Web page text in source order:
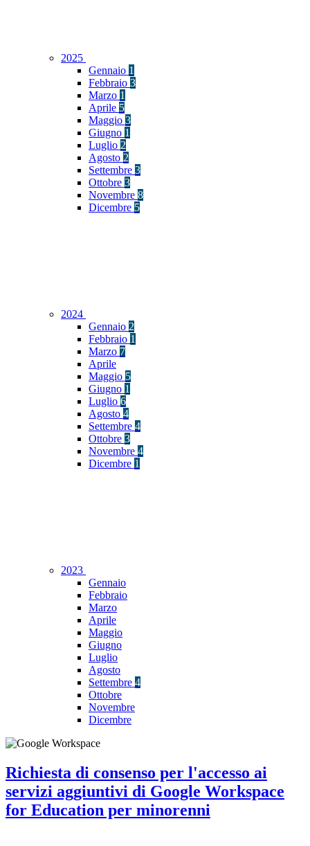
2025
Gennaio 1
Febbraio 3
Marzo 1
Aprile 5
Maggio 3
Giugno 1
Luglio 2
Agosto 2
Settembre 3
Ottobre 3
Novembre 8
Dicembre 5
2024
Gennaio 2
Febbraio 1
Marzo 7
Aprile
Maggio 5
Giugno 1
Luglio 6
Agosto 4
Settembre 4
Ottobre 3
Novembre 4
Dicembre 1
2023
Gennaio
Febbraio
Marzo
Aprile
Maggio
Giugno
Luglio
Agosto
Settembre 4
Ottobre
Novembre
Dicembre
Richiesta di consenso per l'accesso ai
servizi aggiuntivi di Google Workspace
for Education per minorenni